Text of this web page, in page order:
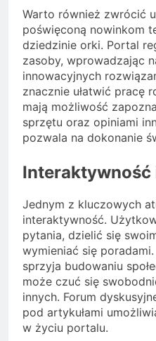
Warto również zwrócić
poświęconą nowinkom
dziedzinie orki. Portal
zasoby, wprowadzając
innowacyjnych
znacznie ułatwić pracę
mają możliwość
sprzętu oraz opiniami
pozwala na dokonanie
Interaktywność
Jednym z kluczowych
interaktywność.
pytania, dzielić się
wymieniać się
sprzyja budowaniu
może czuć się
innych. Forum
pod artykułami
w życiu portalu.